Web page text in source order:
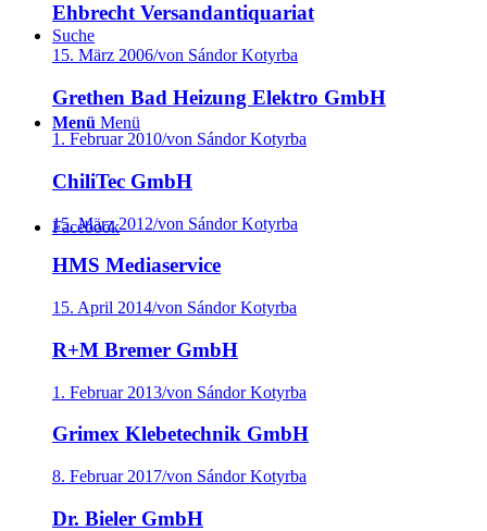
Suche
Menü Menü
Facebook
Ehbrecht Versandantiquariat
15. März 2006/von Sándor Kotyrba
Grethen Bad Heizung Elektro GmbH
1. Februar 2010/von Sándor Kotyrba
ChiliTec GmbH
15. März 2012/von Sándor Kotyrba
HMS Mediaservice
15. April 2014/von Sándor Kotyrba
R+M Bremer GmbH
1. Februar 2013/von Sándor Kotyrba
Grimex Klebetechnik GmbH
8. Februar 2017/von Sándor Kotyrba
Dr. Bieler GmbH